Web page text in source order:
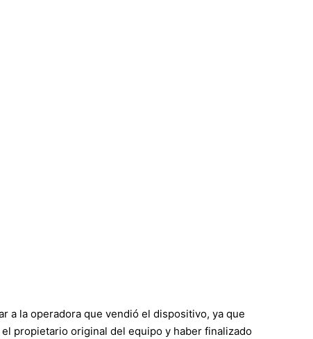
a la operadora que vendió el dispositivo, ya que
propietario original del equipo y haber finalizado